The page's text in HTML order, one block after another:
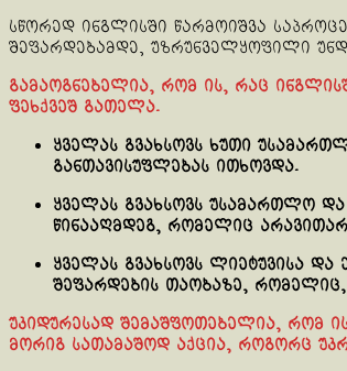
სწორედ ინგლისში წარმოიშვა
შეფარდებამდე, უზრუნველყოფილი
გამაოგნებელია, რომ ის, რაც
ფეხქვეშ გათელა.
ყველას გვახსოვს ხუთი
განთავისუფლებას ითხოვდა.
ყველას გვახსოვს უსამართლო და
წინააღმდეგ, რომელიც
ყველას გვახსოვს ლიეტუვისა და
შეფარდების თაობაზე, რომელიც,
უკიდურესად შემაშფოთებელია, რომ
მორიგ სათამაშოდ აქცია, როგორც